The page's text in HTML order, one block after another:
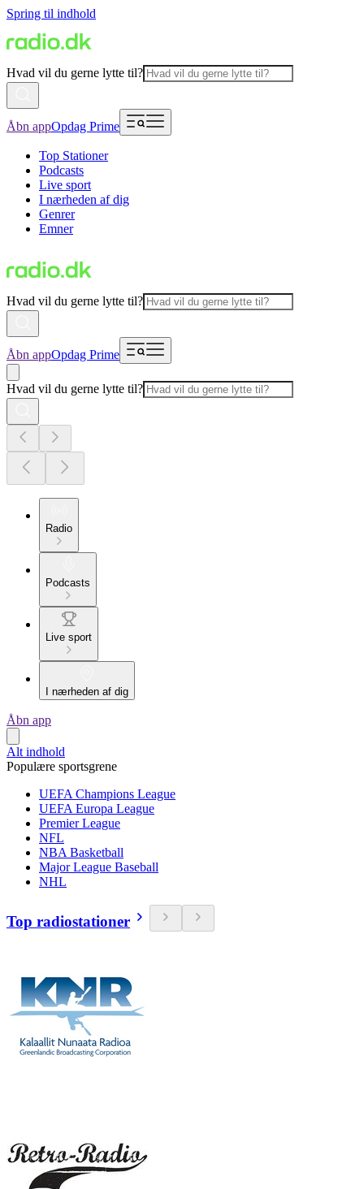
Spring til indhold
Hvad vil du gerne lytte til?
Åbn appOpdag Prime
Top Stationer
Podcasts
Live sport
I nærheden af dig
Genrer
Emner
Hvad vil du gerne lytte til?
Åbn appOpdag Prime
Hvad vil du gerne lytte til?
Radio
Podcasts
Live sport
I nærheden af dig
Åbn app
Alt indhold
Populære sportsgrene
UEFA Champions League
UEFA Europa League
Premier League
NFL
NBA Basketball
Major League Baseball
NHL
Top radiostationer